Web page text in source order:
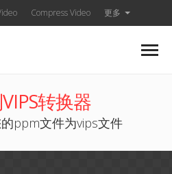
Compress Video 更多
转换器
ppm文件为vips文件